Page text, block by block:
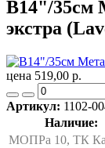
B14"/35см
экстра
цена 519,00 р.
Артикул: 1102-
Наличие:
МОПРа 10, ТК